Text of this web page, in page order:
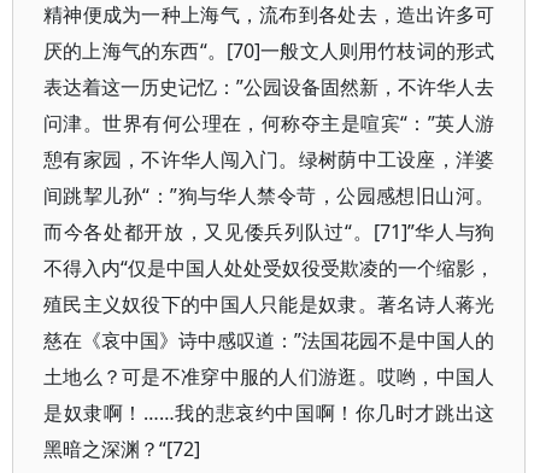
精神便成为一种上海气，流布到各处去，造出许多可
厌的上海气的东西“。[70]一般文人则用竹枝词的形式
表达着这一历史记忆：”公园设备固然新，不许华人去
问津。世界有何公理在，何称夺主是喧宾“：”英人游
憩有家园，不许华人闯入门。绿树荫中工设座，洋婆
间跳挈儿孙“：”狗与华人禁令苛，公园感想旧山河。
而今各处都开放，又见倭兵列队过“。[71]”华人与狗
不得入内“仅是中国人处处受奴役受欺凌的一个缩影，
殖民主义奴役下的中国人只能是奴隶。著名诗人蒋光
慈在《哀中国》诗中感叹道：”法国花园不是中国人的
土地么？可是不准穿中服的人们游逛。哎哟，中国人
是奴隶啊！……我的悲哀约中国啊！你几时才跳出这
黑暗之深渊？“[72]